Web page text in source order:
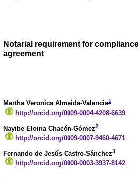
Notarial requirement for
agreement
Martha Veronica Almeida-Valencia1
http://orcid.org/0009-0004-4208-6639
Nayibe Eloina Chacón-Gómez2
http://orcid.org/0009-0007-9460-4671
Fernando de Jesús Castro-Sánchez3
http://orcid.org/0000-0003-3937-8142